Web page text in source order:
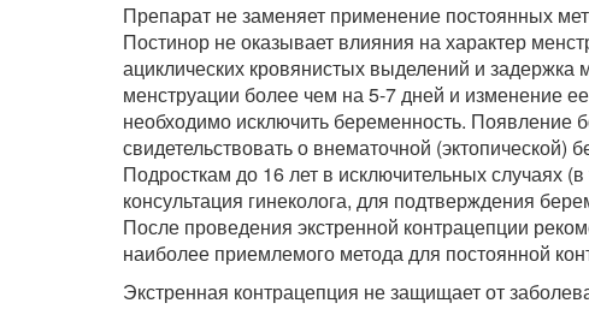
Препарат не заменяет применение постоянных
Постинор не оказывает влияния на характер
ациклических кровянистых выделений и
менструации более чем на 5-7 дней и изменение
необходимо исключить беременность. Появление
свидетельствовать о внематочной (эктопической)
Подросткам до 16 лет в исключительных случаях
консультация гинеколога, для подтверждения
После проведения экстренной контрацепции
наиболее приемлемого метода для постоянной
Экстренная контрацепция не защищает от